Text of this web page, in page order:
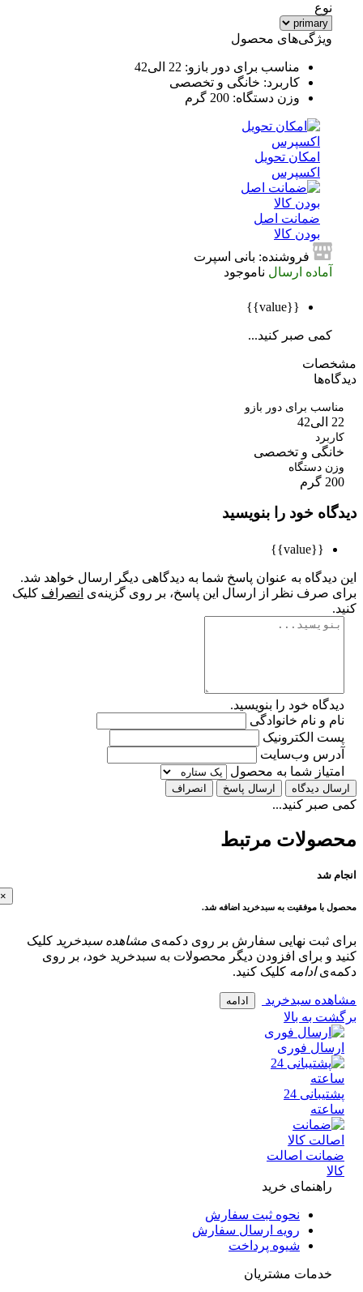
ویژگی‌های محصول
مناسب برای دور بازو: 22 الی42
کاربرد: خانگی و تخصصی
وزن دستگاه: 200 گرم
امکان تحویل
اکسپرس
ضمانت اصل
بودن کالا
فروشنده: بانی اسپرت
آماده ارسال ناموجود
کمی صبر کنید...
برای دور بازو
و تخصصی
دستگاه
خود را بنویسید
به عنوان پاسخ شما به دیدگاهی دیگر ارسال خواهد شد.
صرف نظر از ارسال این پاسخ، بر روی گزینه‌ی انصرافکلیک
خود را بنویسید.
و نام خانوادگی
الکترونیک
وب‌سایت
شما به محصول
دیدگاه ارسال پاسخ انصراف
کنید...
مرتبط
شد
با موفقیت به سبدخرید اضافه شد.
ثبت نهایی سفارش بر روی دکمه‌یمشاهده سبدخریدکلیک
و برای افزودن دیگر محصولات به سبدخرید خود، بر روی
ادامهکلیک کنید.
سبدخرید ادامه
به بالا
فوری
پشتیبانی 24
اصالت
راهنمای خرید
نحوه ثبت سفارش
رویه ارسال سفارش
شیوه پرداخت
خدمات مشتریان